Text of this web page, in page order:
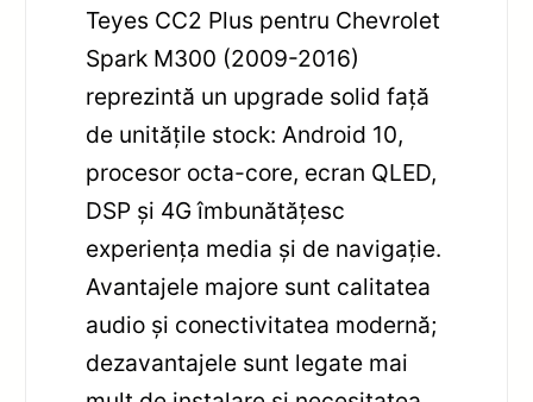
Teyes CC2 Plus pentru Chevrolet
Spark M300 (2009-2016)
reprezintă un upgrade solid față
de unitățile stock: Android 10,
procesor octa-core, ecran QLED,
DSP și 4G îmbunătățesc
experiența media și de navigație.
Avantajele majore sunt calitatea
audio și conectivitatea modernă;
dezavantajele sunt legate mai